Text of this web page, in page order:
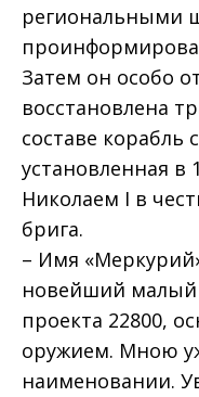
региональными
Затем он особо
восстановлена
составе
установленная в
Николаем I в
брига.
– Имя
новейший малый
проекта 22800,
оружием. Мною
наименовании.